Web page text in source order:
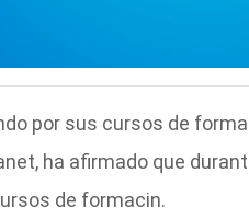
por sus cursos de
ha afirmado que
de formacin.